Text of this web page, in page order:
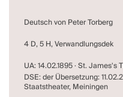
aus, die viel Hintergrund-
Originaltext liefert, die so
Deutsch von Peter Torberg
4 D, 5 H, Verwandlungsdek
UA: 14.02.1895 · St. James's
DSE: der Übersetzung:
Staatstheater, Meiningen